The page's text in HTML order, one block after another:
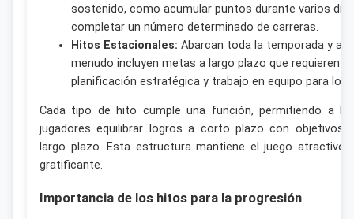
sostenido, como acumular puntos durante varios
completar un número determinado de carreras.
Hitos Estacionales: Abarcan toda la temporada y a
menudo incluyen metas a largo plazo que requieren
planificación estratégica y trabajo en equipo para
Cada tipo de hito cumple una función, permitiendo a
jugadores equilibrar logros a corto plazo con objetivos
largo plazo. Esta estructura mantiene el juego atractivo
gratificante.
Importancia de los hitos para la progresión